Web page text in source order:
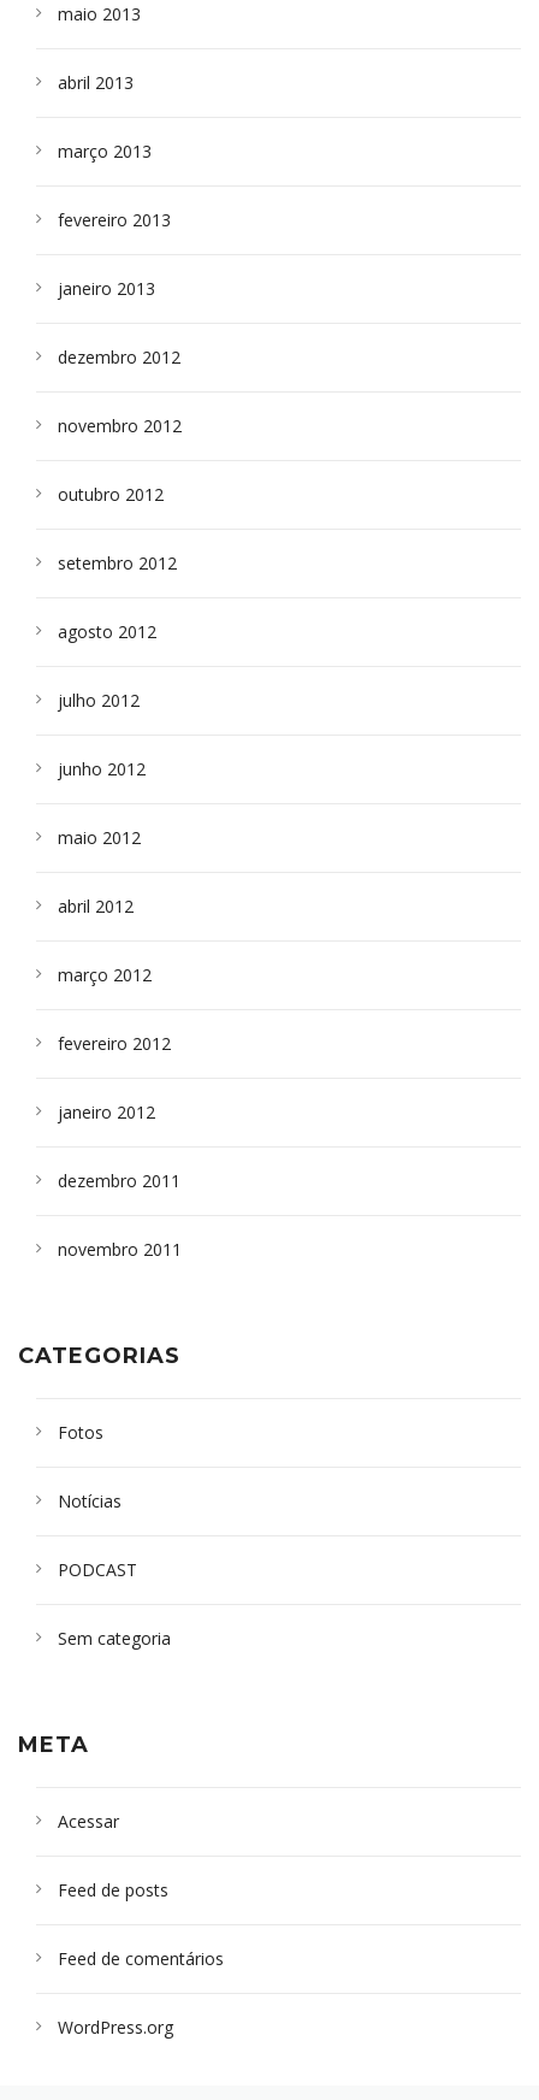
maio 2013
abril 2013
março 2013
fevereiro 2013
janeiro 2013
dezembro 2012
novembro 2012
outubro 2012
setembro 2012
agosto 2012
julho 2012
junho 2012
maio 2012
abril 2012
março 2012
fevereiro 2012
janeiro 2012
dezembro 2011
novembro 2011
CATEGORIAS
Fotos
Notícias
PODCAST
Sem categoria
META
Acessar
Feed de posts
Feed de comentários
WordPress.org